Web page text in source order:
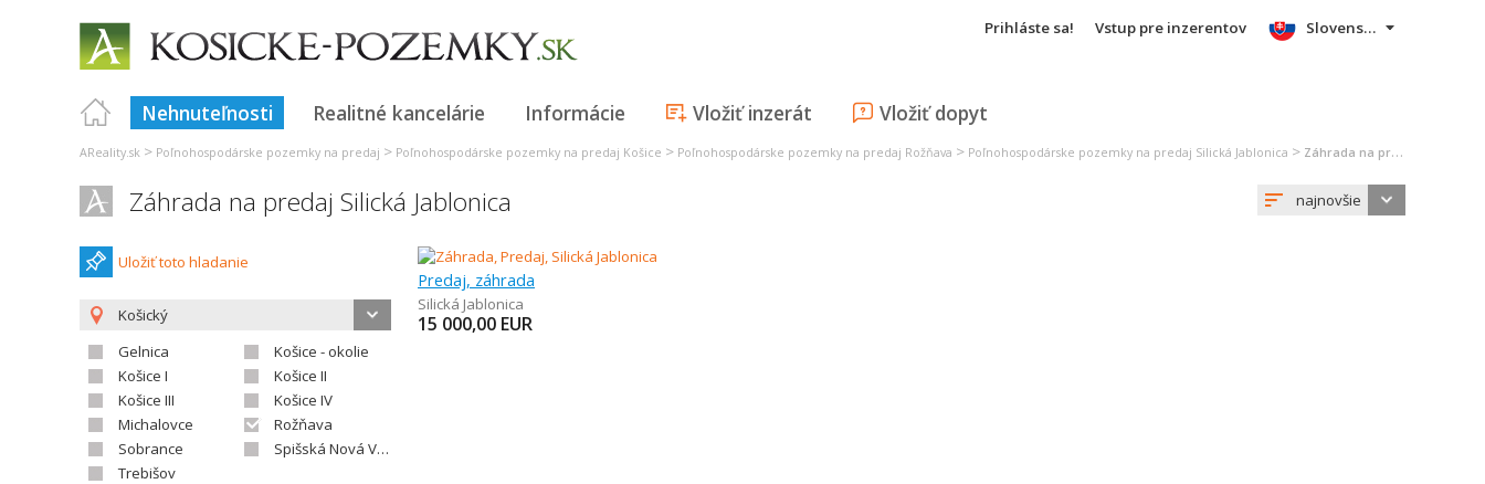
Prihláste sa! Vstup pre inzerentov
Nehnuteľnosti Realitné kancelárie Informácie Vložiť inzerát Vložiť dopyt
Slovensky
AReality.sk > Poľnohospodárske pozemky na predaj > Poľnohospodárske pozemky na predaj Košice > Poľnohospodárske pozemky na predaj Rožňava > Poľnohospodárske pozemky na predaj Silická Jablonica > Záhrada na predaj Silická Jablonica
Záhrada na predaj Silická Jablonica najnovšie
Uložiť toto hladanie
Košický
Gelnica
Košice - okolie
Košice I
Košice II
Košice III
Košice IV
Michalovce
Rožňava
Sobrance
Spišská Nová Ves
Trebišov
Predaj, záhrada
Silická Jablonica
15 000,00 EUR